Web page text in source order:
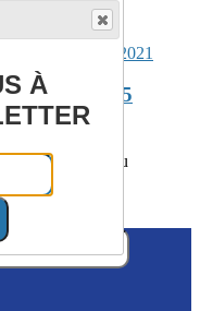
du lundi 25
sur le site du
À